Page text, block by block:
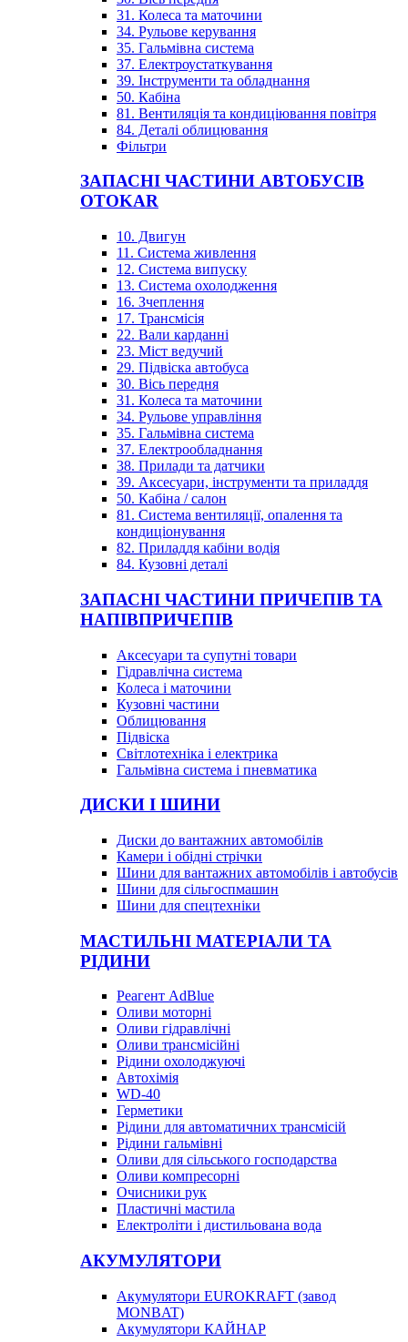
31. Колеса та маточини
34. Рульове керування
35. Гальмівна система
37. Електроустаткування
39. Інструменти та обладнання
50. Кабіна
81. Вентиляція та кондиціювання повітря
84. Деталі облицювання
Фільтри
ЗАПАСНІ ЧАСТИНИ АВТОБУСІВ
OTOKAR
10. Двигун
11. Система живлення
12. Система випуску
13. Система охолодження
16. Зчеплення
17. Трансмісія
22. Вали карданні
23. Міст ведучий
29. Підвіска автобуса
30. Вісь передня
31. Колеса та маточини
34. Рульове управління
35. Гальмівна система
37. Електрообладнання
38. Прилади та датчики
39. Аксесуари, інструменти та приладдя
50. Кабіна / салон
81. Система вентиляції, опалення та
кондиціонування
82. Приладдя кабіни водія
84. Кузовні деталі
ЗАПАСНІ ЧАСТИНИ ПРИЧЕПІВ ТА
НАПІВПРИЧЕПІВ
Аксесуари та супутні товари
Гідравлічна система
Колеса і маточини
Кузовні частини
Облицювання
Підвіска
Світлотехніка і електрика
Гальмівна система і пневматика
ДИСКИ І ШИНИ
Диски до вантажних автомобілів
Камери і обідні стрічки
Шини для вантажних автомобілів і автобусів
Шини для сільгоспмашин
Шини для спецтехніки
МАСТИЛЬНІ МАТЕРІАЛИ ТА
РІДИНИ
Реагент AdBlue
Оливи моторні
Оливи гідравлічні
Оливи трансмісійні
Рідини охолоджуючі
Автохімія
WD-40
Герметики
Рідини для автоматичних трансмісій
Рідини гальмівні
Оливи для сільського господарства
Оливи компресорні
Очисники рук
Пластичні мастила
Електроліти і дистильована вода
АКУМУЛЯТОРИ
Акумулятори EUROKRAFT (завод
MONBAT)
Акумулятори КАЙНАР